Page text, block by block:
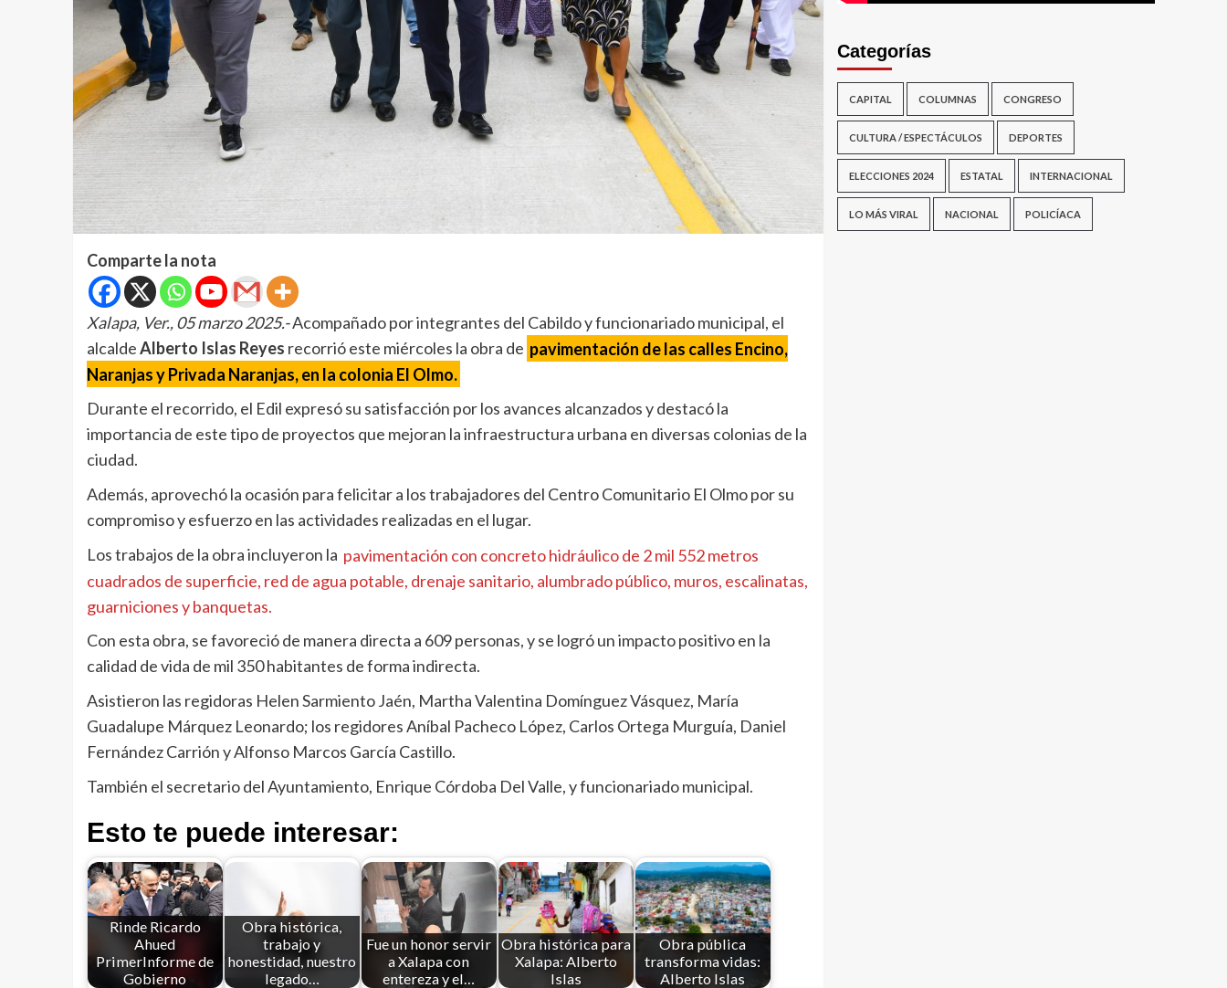
Comparte la nota
Xalapa, Ver., 05 marzo 2025.-Acompañado por integrantes del Cabildo y funcionariado municipal, el
alcaldeAlberto Islas Reyes recorrió este miércoles la obra de pavimentación de las calles Encino,
Naranjas y Privada Naranjas, en la colonia El Olmo.
Durante el recorrido, el Edil expresó su satisfacción por los avances alcanzados y destacó la
importancia de este tipo de proyectos que mejoran la infraestructura urbana en diversas colonias de la
ciudad.
Además, aprovechó la ocasión para felicitar a los trabajadores del Centro Comunitario El Olmo por su
compromiso y esfuerzo en las actividades realizadas en el lugar.
Los trabajos de la obra incluyeron la pavimentación con concreto hidráulico de 2 mil 552 metros
cuadrados de superficie, red de agua potable, drenaje sanitario, alumbrado público, muros, escalinatas,
guarniciones y banquetas.
Con esta obra, se favoreció de manera directa a 609 personas, y se logró un impacto positivo en la
calidad de vida de mil 350 habitantes de forma indirecta.
Asistieron las regidoras Helen Sarmiento Jaén, Martha Valentina Domínguez Vásquez, María
Guadalupe Márquez Leonardo; los regidores Aníbal Pacheco López, Carlos Ortega Murguía, Daniel
Fernández Carrión y Alfonso Marcos García Castillo.
También el secretario del Ayuntamiento, Enrique Córdoba Del Valle, y funcionariado municipal.
Esto te puede interesar:
Rinde Ricardo
Ahued
PrimerInforme de
Gobierno
Obra histórica,
trabajo y
honestidad, nuestro
legado…
Fue un honor servir
a Xalapa con
entereza y el…
Obra histórica para
Xalapa: Alberto
Islas
Obra pública
transforma vidas:
Alberto Islas
Categorías
CAPITAL COLUMNAS CONGRESO
CULTURA / ESPECTÁCULOS DEPORTES
ELECCIONES 2024 ESTATAL INTERNACIONAL
LO MÁS VIRAL NACIONAL POLICÍACA